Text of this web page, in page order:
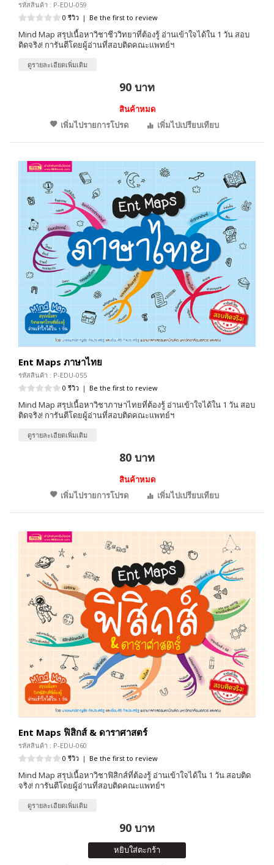
รหัสสินค้า : P-EDU-059
0 รีวิว | Be the first to review
Mind Map สรุปเนื้อหาวิชาชีววิทยาที่ต้องรู้ อ่านเข้าใจได้ใน 1 วัน สอบ
ติดจริง! การันตีโดยผู้อ่านที่สอบติดคณะแพทย์ฯ
ดูรายละเอียดเพิ่มเติม
90 บาท
สินค้าหมด
เพิ่มไปรายการโปรด
เพิ่มไปเปรียบเทียบ
Ent Maps ภาษาไทย
รหัสสินค้า : P-EDU-055
0 รีวิว | Be the first to review
Mind Map สรุปเนื้อหาวิชาภาษาไทยที่ต้องรู้ อ่านเข้าใจได้ใน 1 วัน สอบ
ติดจริง! การันตีโดยผู้อ่านที่สอบติดคณะแพทย์ฯ
ดูรายละเอียดเพิ่มเติม
80 บาท
สินค้าหมด
เพิ่มไปรายการโปรด
เพิ่มไปเปรียบเทียบ
Ent Maps ฟิสิกส์ & ดาราศาสตร์
รหัสสินค้า : P-EDU-060
0 รีวิว | Be the first to review
Mind Map สรุปเนื้อหาวิชาฟิสิกส์ที่ต้องรู้ อ่านเข้าใจได้ใน 1 วัน สอบติด
จริง! การันตีโดยผู้อ่านที่สอบติดคณะแพทย์ฯ
ดูรายละเอียดเพิ่มเติม
90 บาท
หยิบใส่ตะกร้า